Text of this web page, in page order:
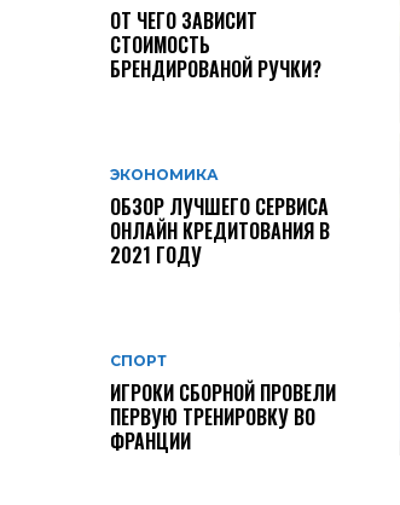
ОТ ЧЕГО ЗАВИСИТ
СТОИМОСТЬ
БРЕНДИРОВАНОЙ РУЧКИ?
ЭКОНОМИКА
ОБЗОР ЛУЧШЕГО СЕРВИСА
ОНЛАЙН КРЕДИТОВАНИЯ В
2021 ГОДУ
СПОРТ
ИГРОКИ СБОРНОЙ ПРОВЕЛИ
ПЕРВУЮ ТРЕНИРОВКУ ВО
ФРАНЦИИ